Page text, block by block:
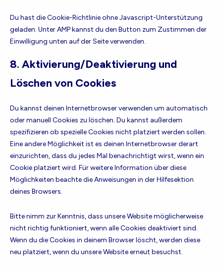
Du hast die Cookie-Richtlinie ohne Javascript-Unterstützung
geladen. Unter AMP kannst du den Button zum Zustimmen der
Einwilligung unten auf der Seite verwenden.
8. Aktivierung/Deaktivierung und
Löschen von Cookies
Du kannst deinen Internetbrowser verwenden um automatisch
oder manuell Cookies zu löschen. Du kannst außerdem
spezifizieren ob spezielle Cookies nicht platziert werden sollen.
Eine andere Möglichkeit ist es deinen Internetbrowser derart
einzurichten, dass du jedes Mal benachrichtigt wirst, wenn ein
Cookie platziert wird. Für weitere Information über diese
Möglichkeiten beachte die Anweisungen in der Hilfesektion
deines Browsers.
Bitte nimm zur Kenntnis, dass unsere Website möglicherweise
nicht richtig funktioniert, wenn alle Cookies deaktiviert sind.
Wenn du die Cookies in deinem Browser löscht, werden diese
neu platziert, wenn du unsere Website erneut besuchst.